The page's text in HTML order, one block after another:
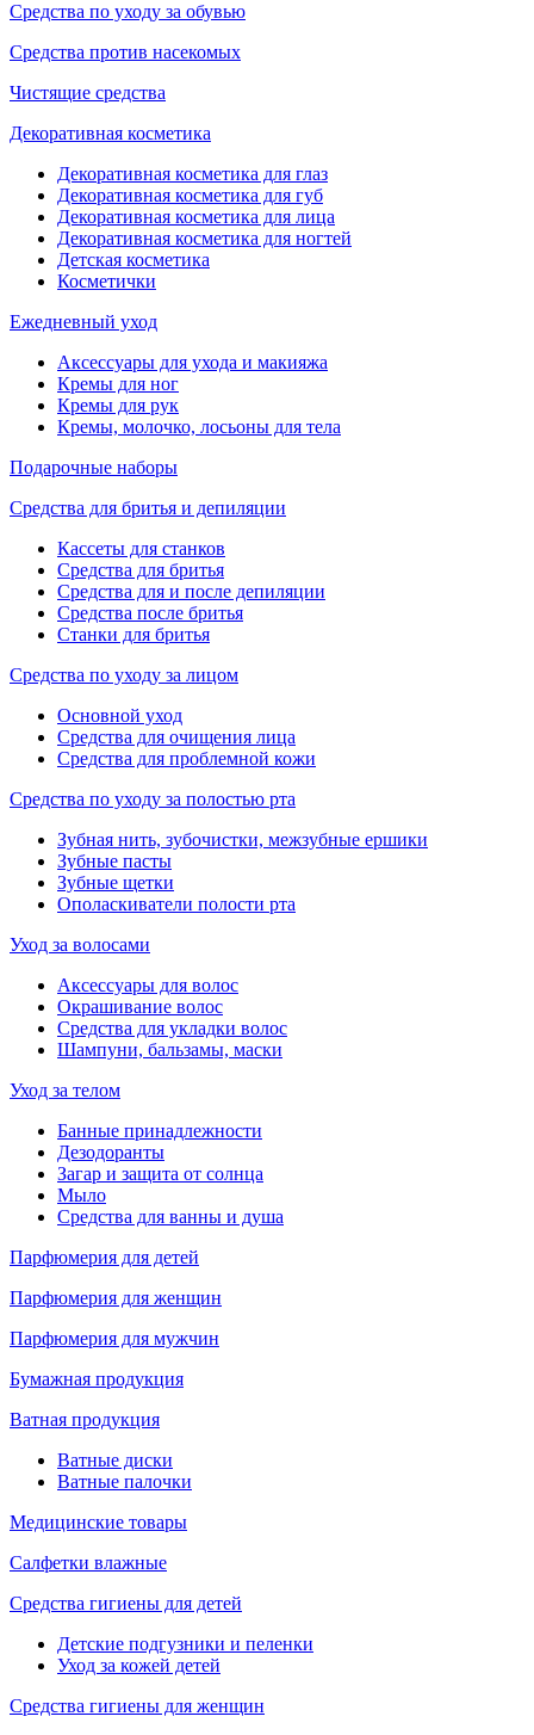
Средства по уходу за обувью
Средства против насекомых
Чистящие средства
Декоративная косметика
Декоративная косметика для глаз
Декоративная косметика для губ
Декоративная косметика для лица
Декоративная косметика для ногтей
Детская косметика
Косметички
Ежедневный уход
Аксессуары для ухода и макияжа
Кремы для ног
Кремы для рук
Кремы, молочко, лосьоны для тела
Подарочные наборы
Средства для бритья и депиляции
Кассеты для станков
Средства для бритья
Средства для и после депиляции
Средства после бритья
Станки для бритья
Средства по уходу за лицом
Основной уход
Средства для очищения лица
Средства для проблемной кожи
Средства по уходу за полостью рта
Зубная нить, зубочистки, межзубные ершики
Зубные пасты
Зубные щетки
Ополаскиватели полости рта
Уход за волосами
Аксессуары для волос
Окрашивание волос
Средства для укладки волос
Шампуни, бальзамы, маски
Уход за телом
Банные принадлежности
Дезодоранты
Загар и защита от солнца
Мыло
Средства для ванны и душа
Парфюмерия для детей
Парфюмерия для женщин
Парфюмерия для мужчин
Бумажная продукция
Ватная продукция
Ватные диски
Ватные палочки
Медицинские товары
Салфетки влажные
Средства гигиены для детей
Детские подгузники и пеленки
Уход за кожей детей
Средства гигиены для женщин